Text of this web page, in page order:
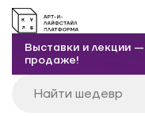
Выставки и лекции
продаже!